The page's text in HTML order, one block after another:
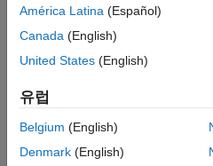
Embedded Coder
Fixed-Point Designer
Fuzzy Logic Toolbox
GPU Coder
HDL Coder
HDL Verifier
América Latina (Español)
Canada (English)
United States (English)
유럽
Belgium (English)
Denmark (English)
신뢰 센터 등록 상표 개인